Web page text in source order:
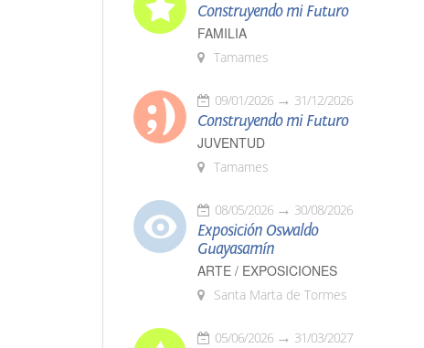
Construyendo mi Futuro
FAMILIA
Tamames
09/01/2026 31/12/2026
Construyendo mi Futuro
JUVENTUD
Tamames
08/05/2026 30/08/2026
Exposición Oswaldo
Guayasamín
ARTE / EXPOSICIONES
Santa Marta de Tormes
05/06/2026 31/03/2027